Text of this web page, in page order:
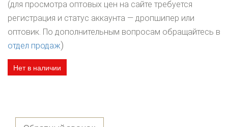
(для просмотра оптовых цен на сайте требуется
регистрация и статус аккаунта — дропшипер или
оптовик. По дополнительным вопросам обращайтесь в
отдел продаж)
Нет в наличии